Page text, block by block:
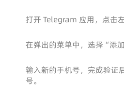
打开 Telegram 应用，点击
在弹出的菜单中，选择“添
输入新的手机号，完成验证
号。